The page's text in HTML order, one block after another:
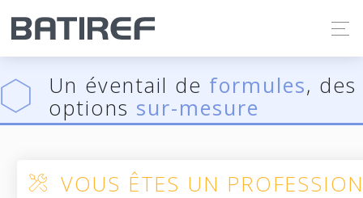
Un éventail de formules, des
options sur-mesure
VOUS ÊTES UN